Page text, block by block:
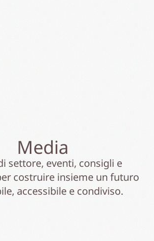
Media
settore, eventi, consigli e
costruire insieme un futuro
accessibile e condiviso.